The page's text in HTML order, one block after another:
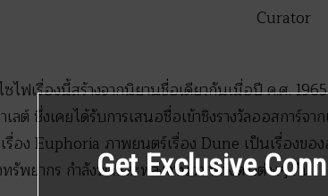
ไฟเรื่องนี้สร้างจากนิยานชื่อเดียวกันเมื่อปี ค.ศ.
เลต์ ซึ่งเคยได้รับการเสนอชื่อเข้าชิงรางวัลออสการ์
เรื่อง Euphoria ภาพยนตร์เรื่อง Dune เป็นเรื่อง
รัพยากร กำลังพลและพลังงานจากดวงดาวต่างๆ กัน
Get Exclusive